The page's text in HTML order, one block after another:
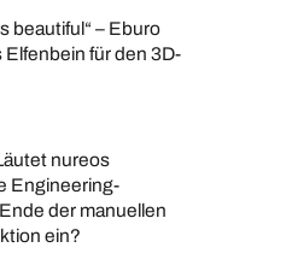
beautiful“ – Eburo
für den 3D-
nureos
Engineering-
der manuellen
ein?